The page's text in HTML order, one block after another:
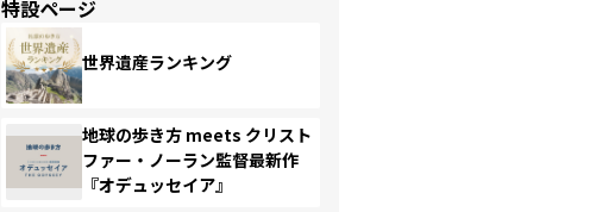
特設ページ
世界遺産ランキング
地球の歩き方 meets クリスト
ファー・ノーラン監督最新作
『オデュッセイア』